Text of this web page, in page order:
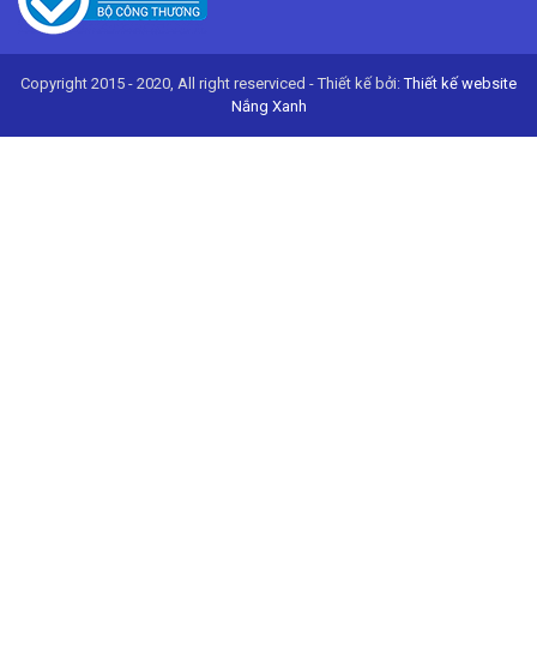
Copyright 2015 - 2020, All right reserviced - Thiết kế bởi:Thiết kế website
Nắng Xanh